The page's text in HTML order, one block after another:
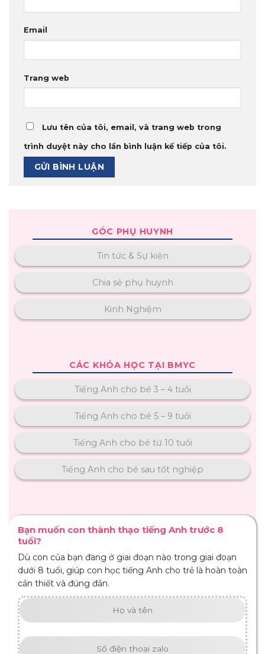
Email
Trang web
Lưu tên của tôi, email, và trang web trong
trình duyệt này cho lần bình luận kế tiếp của tôi.
GÓC PHỤ HUYNH
Tin tức & Sự kiện
Chia sẻ phụ huynh
Kinh Nghiệm
CÁC KHÓA HỌC TẠI BMYC
Tiếng Anh cho bé 3 – 4 tuổi
Tiếng Anh cho bé 5 – 9 tuổi
Tiếng Anh cho bé từ 10 tuổi
Tiếng Anh cho bé sau tốt nghiệp
Bạn muốn con thành thạo tiếng Anh trước 8
tuổi?
Dù con của bạn đang ở giai đoạn nào trong giai đoạn
dưới 8 tuổi, giúp con học tiếng Anh cho trẻ là hoàn toàn
cần thiết và đúng đắn.